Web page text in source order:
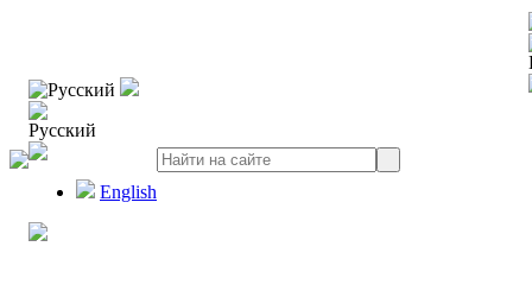
Русский
Русский
English